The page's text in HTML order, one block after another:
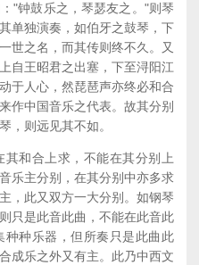
钟鼓乐之，琴瑟友之。"则琴
单独演奏，如伯牙之鼓琴，下
世之名，而其传则终不久。又
自王昭君之出塞，下至浔阳江
于人心，然琵琶声亦终必和合
作中国音乐之代表。故其分别
，则远见其不如。
和合上求，不能在其分别上
乐主分别，在其分别中亦多求
，此又双方一大分别。如钢琴
只是此音此曲，不能在此音此
种乐器，但所奏只是此曲此
成乐之外又有主。此乃中西文